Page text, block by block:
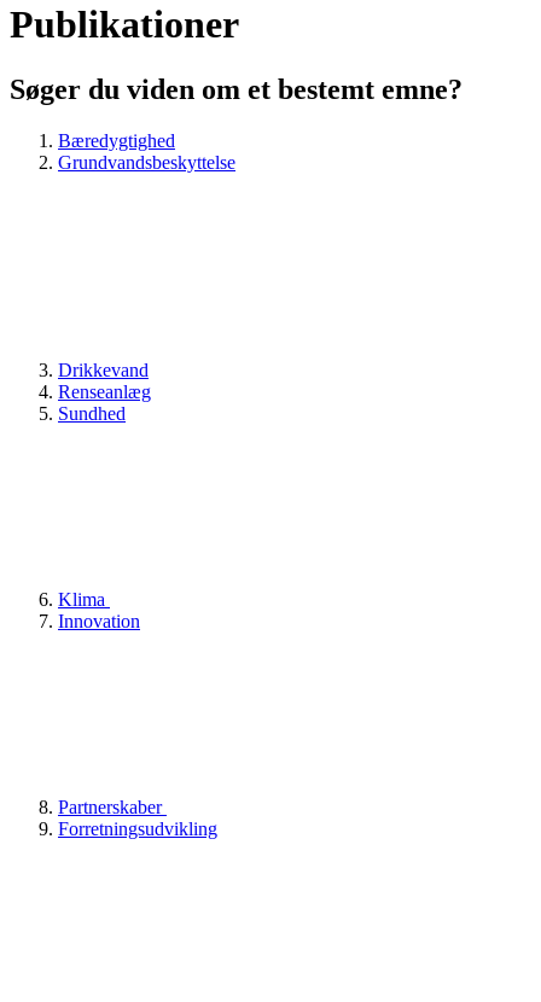
Publikationer
Søger du viden om et bestemt emne?
Bæredygtighed
Grundvandsbeskyttelse
Drikkevand
Renseanlæg
Sundhed
Klima
Innovation
Partnerskaber
Forretningsudvikling